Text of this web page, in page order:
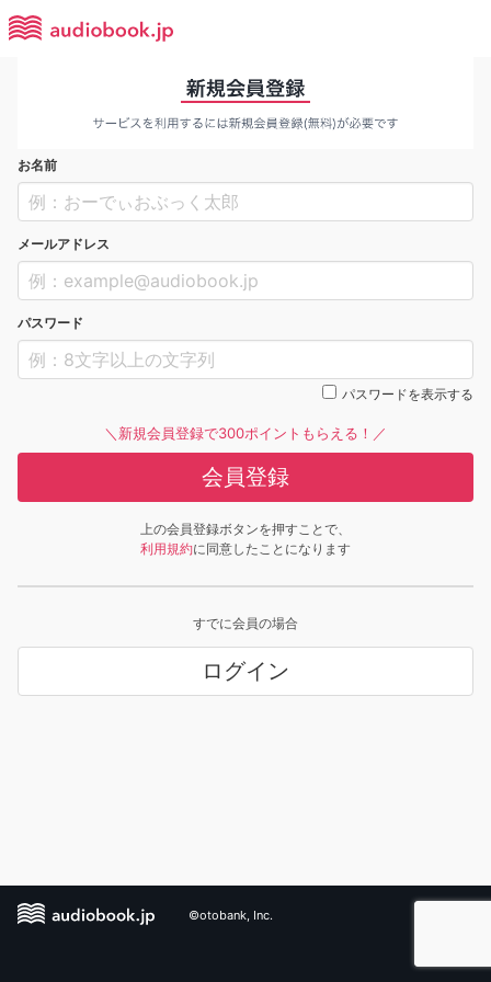
お名前
メールアドレス
パスワード
パスワードを表示する
＼新規会員登録で300ポイントもらえる！／
会員登録
上の会員登録ボタンを押すことで、
利用規約に同意したことになります
すでに会員の場合
ログイン
©otobank, Inc.